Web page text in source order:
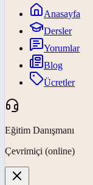
Anasayfa
Dersler
Yorumlar
Blog
Ücretler
Eğitim Danışmanı
Çevrimiçi (online)